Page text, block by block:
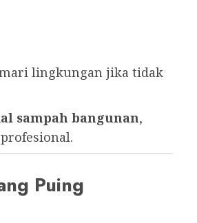
lingkungan jika tidak
sampah bangunan,
Puing